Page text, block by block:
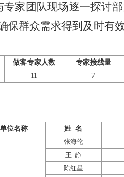
专家团队现场逐一探讨
群众需求得到及时有效
做客专家人数 专家接线量
11 7
单位名称 姓 名
张海伦
王 静
陈红星